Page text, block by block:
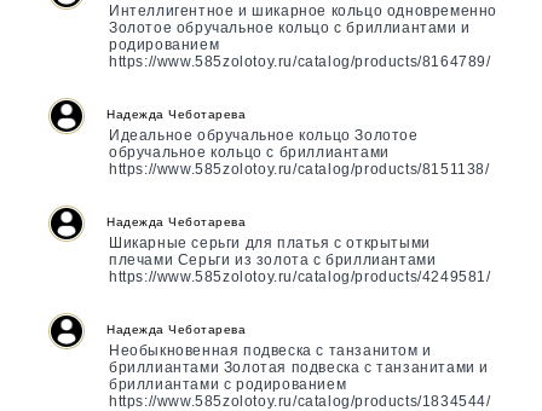
Интеллигентное и шикарное кольцо одновременно
Золотое обручальное кольцо с бриллиантами и
родированием
https://www.585zolotoy.ru/catalog/products/8164789/
Надежда Чеботарева
Идеальное обручальное кольцо Золотое
обручальное кольцо с бриллиантами
https://www.585zolotoy.ru/catalog/products/8151138/
Надежда Чеботарева
Шикарные серьги для платья с открытыми
плечами Серьги из золота с бриллиантами
https://www.585zolotoy.ru/catalog/products/4249581/
Надежда Чеботарева
Необыкновенная подвеска с танзанитом и
бриллиантами Золотая подвеска с танзанитами и
бриллиантами с родированием
https://www.585zolotoy.ru/catalog/products/1834544/